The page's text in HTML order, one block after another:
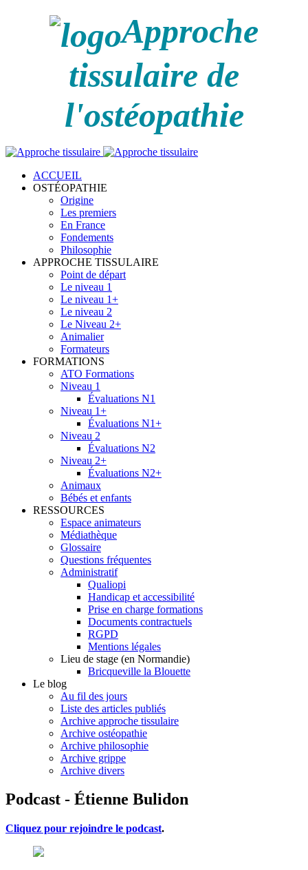
Approche
tissulaire de
l'ostéopathie
ACCUEIL
OSTÉOPATHIE
Origine
Les premiers
En France
Fondements
Philosophie
APPROCHE TISSULAIRE
Point de départ
Le niveau 1
Le niveau 1+
Le niveau 2
Le Niveau 2+
Animalier
Formateurs
FORMATIONS
ATO Formations
Niveau 1
Évaluations N1
Niveau 1+
Évaluations N1+
Niveau 2
Évaluations N2
Niveau 2+
Évaluations N2+
Animaux
Bébés et enfants
RESSOURCES
Espace animateurs
Médiathèque
Glossaire
Questions fréquentes
Administratif
Qualiopi
Handicap et accessibilité
Prise en charge formations
Documents contractuels
RGPD
Mentions légales
Lieu de stage (en Normandie)
Bricqueville la Blouette
Le blog
Au fil des jours
Liste des articles publiés
Archive approche tissulaire
Archive ostéopathie
Archive philosophie
Archive grippe
Archive divers
Podcast - Étienne Bulidon
Cliquez pour rejoindre le podcast.